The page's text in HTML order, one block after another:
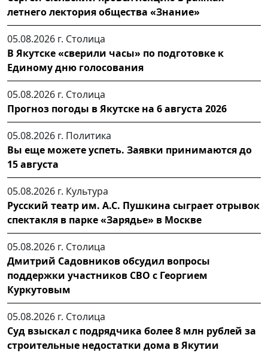
летнего лектория общества «Знание»
05.08.2026 г. Столица
В Якутске «сверили часы» по подготовке к
Единому дню голосования
05.08.2026 г. Столица
Прогноз погоды в Якутске на 6 августа 2026
05.08.2026 г. Политика
Вы еще можете успеть. Заявки принимаются до
15 августа
05.08.2026 г. Культура
Русский театр им. А.С. Пушкина сыграет отрывок
спектакля в парке «Зарядье» в Москве
05.08.2026 г. Столица
Дмитрий Садовников обсудил вопросы
поддержки участников СВО с Георгием
Куркутовым
05.08.2026 г. Столица
Суд взыскал с подрядчика более 8 млн рублей за
строительные недостатки дома в Якутии